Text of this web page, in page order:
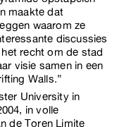
maakte dat
waarom ze
discussies
recht om de stad
visie samen in een
Walls.”
University in
in volle
de Toren Limite